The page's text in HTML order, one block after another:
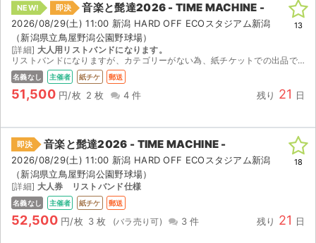
ライブ・コンサート（海外）
イベント
スポーツ
ご利用ガイド
ご利用ガイド
手数料・お支払い方法
NEW! 即決 音楽と髭達2026 - TIME MACHINE -
2026/08/29(土) 11:00 新潟 HARD OFF ECOスタジアム新潟
（新潟県立鳥屋野潟公園野球場）
[詳細] 大人用リストバンドになります。
リストバンドになりますが、カテゴリーがない為、紙チケットでの出品です。ご理解いただきよろしくお願いします。手元にありますので即日発送可能です。
名義なし 主催者 紙チケ 郵送
51,500 円/枚 2 枚 4 件 残り 21 日
13
即決 音楽と髭達2026 - TIME MACHINE -
2026/08/29(土) 11:00 新潟 HARD OFF ECOスタジアム新潟
（新潟県立鳥屋野潟公園野球場）
[詳細] 大人券 リストバンド仕様
名義なし 主催者 紙チケ 郵送
52,500 円/枚 3 枚 3 件 残り 21 日
18